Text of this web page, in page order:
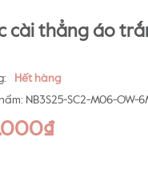
cài thẳng áo
Hết hàng
NB3S25-SC2-M06-OW-